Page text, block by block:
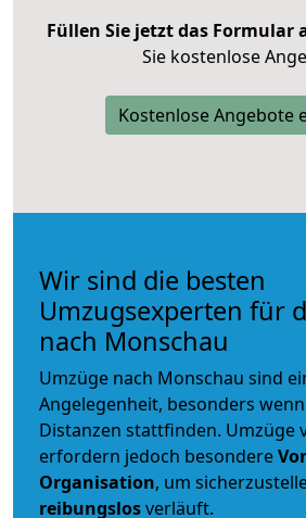
Füllen Sie jetzt das Formular
Sie kostenlose
Kostenlose Angebote
Wir sind die besten
Umzugsexperten für
nach Monschau
Umzüge nach Monschau sind
Angelegenheit, besonders
Distanzen stattfinden. Umzüge
erfordern jedoch besondere
Organisation, um
reibungslosverläuft.